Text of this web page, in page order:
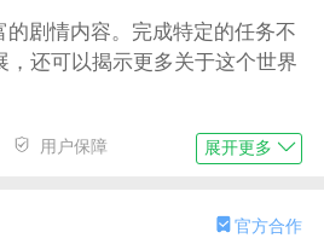
的剧情内容。完成特定的任务不
，还可以揭示更多关于这个世界
新版游戏亮点
和富有表现力。
用户保障 展开更多
官方合作